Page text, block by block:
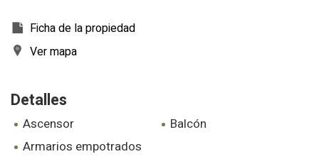
Ficha de la propiedad
Ver mapa
Detalles
ascensor
balcón
armarios empotrados
navegación. Gracias a ellas, podemos conocer los hábitos
de navegación en el sitio web y mostrar publicidad
relacionada con el perfil de navegación del usuario.